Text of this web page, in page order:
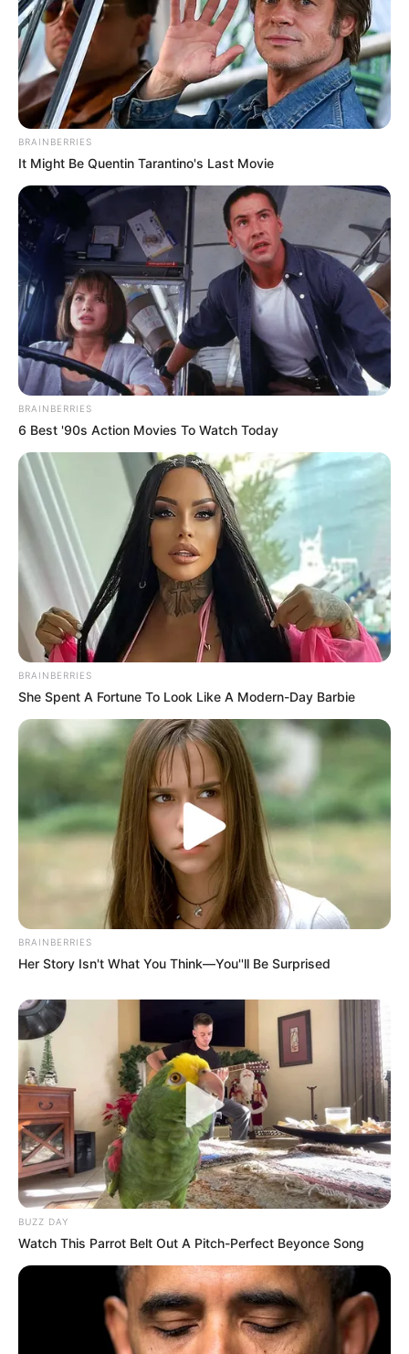
És közben történik még valami, addig ehhez nem
szoktunk…
Elindult a politikai transzparencia.
BRAINBERRIES
It Might Be Quentin Tarantino's Last Movie
BRAINBERRIES
6 Best '90s Action Movies To Watch Today
BRAINBERRIES
She Spent A Fortune To Look Like A Modern-Day Barbie
BRAINBERRIES
Her Story Isn't What You Think—You''ll Be Surprised
BUZZ DAY
Watch This Parrot Belt Out A Pitch-Perfect Beyonce Song